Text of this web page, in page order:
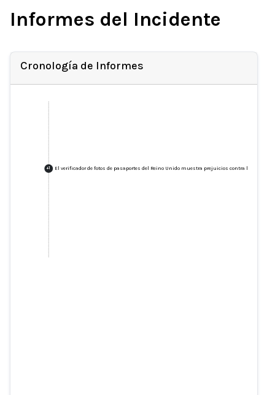
Informes del Incidente
Cronología de Informes
+1 El verificador de fotos de pasaportes del Reino Unido muestra prejuicios contra las